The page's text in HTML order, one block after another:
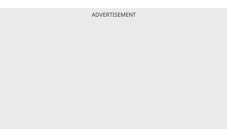
ADVERTISEMENT